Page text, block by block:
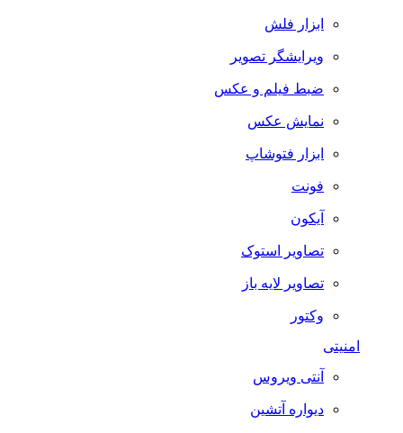
ابزار فلش
ویرایشگر تصویر
ضبط فيلم و عكس
نمایش عکس
ابزار فتوشاپ
فونت
آیکون
تصاویر استوک
تصاویر لایه باز
وکتور
امنیتی
آنتی ویروس
دیواره آتشین